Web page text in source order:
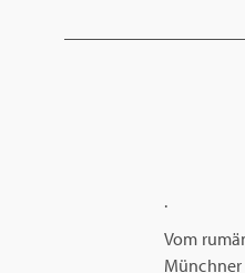
.
Vom
Münchner